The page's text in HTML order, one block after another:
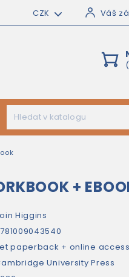
CZK Váš
+
Higgins
paperback + online
University Press